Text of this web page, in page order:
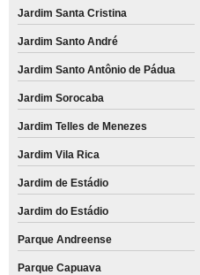
Jardim Santa Cristina
Jardim Santo André
Jardim Santo Antônio de Pádua
Jardim Sorocaba
Jardim Telles de Menezes
Jardim Vila Rica
Jardim de Estádio
Jardim do Estádio
Parque Andreense
Parque Capuava